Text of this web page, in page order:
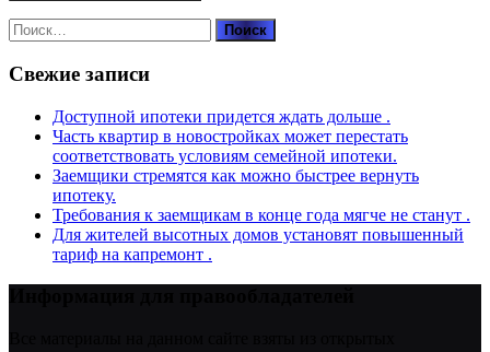
Найти:
Свежие записи
Доступной ипотеки придется ждать дольше .
Часть квартир в новостройках может перестать
соответствовать условиям семейной ипотеки.
Заемщики стремятся как можно быстрее вернуть
ипотеку.
Требования к заемщикам в конце года мягче не станут .
Для жителей высотных домов установят повышенный
тариф на капремонт .